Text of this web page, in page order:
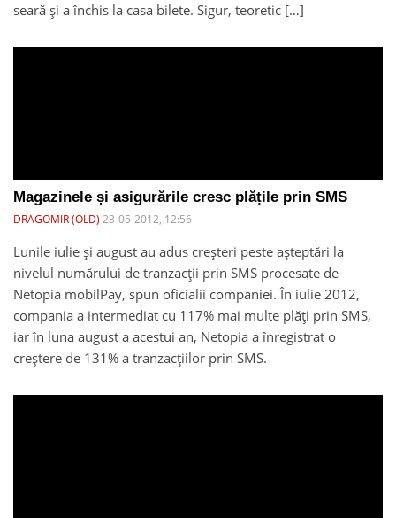
seară și a închis la casa bilete. Sigur, teoretic […]
Magazinele și asigurările cresc plățile prin SMS
DRAGOMIR (OLD) 23-05-2012, 12:56
Lunile iulie și august au adus creșteri peste așteptări la
nivelul numărului de tranzacții prin SMS procesate de
Netopia mobilPay, spun oficialii companiei. În iulie 2012,
compania a intermediat cu 117% mai multe plăți prin SMS,
iar în luna august a acestui an, Netopia a înregistrat o
creștere de 131% a tranzacțiilor prin SMS.